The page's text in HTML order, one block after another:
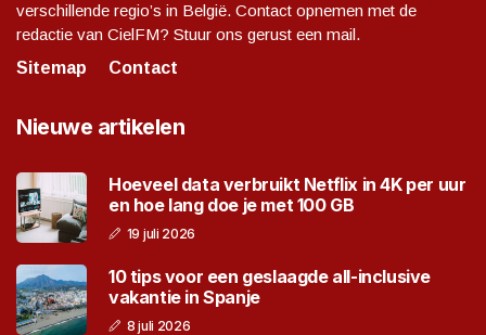
verschillende regio’s in België. Contact opnemen met de
redactie van CielFM? Stuur ons gerust een mail.
Sitemap
Contact
Nieuwe artikelen
Hoeveel data verbruikt Netflix in 4K per uur
en hoe lang doe je met 100 GB
19 juli 2026
10 tips voor een geslaagde all-inclusive
vakantie in Spanje
8 juli 2026